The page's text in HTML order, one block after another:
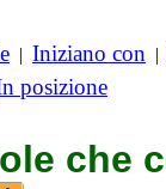
| Iniziano con |
posizione
che